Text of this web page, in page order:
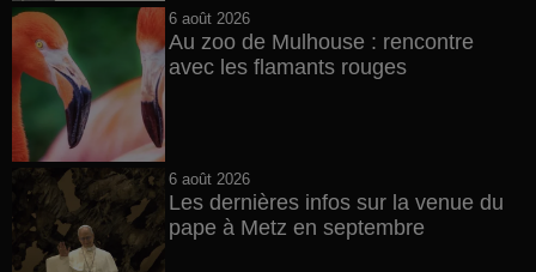
6 août 2026
Au zoo de Mulhouse : rencontre
avec les flamants rouges
6 août 2026
Les dernières infos sur la venue du
pape à Metz en septembre